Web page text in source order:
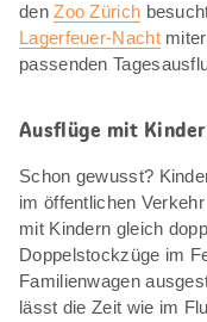
denZoo Zürich
Lagerfeuer-Nacht
passenden
Ausflüge mit
Schon gewusst?
im öffentlichen
mit Kindern gleich
Doppelstockzüge im
Familienwagen
lässt die Zeit wie im